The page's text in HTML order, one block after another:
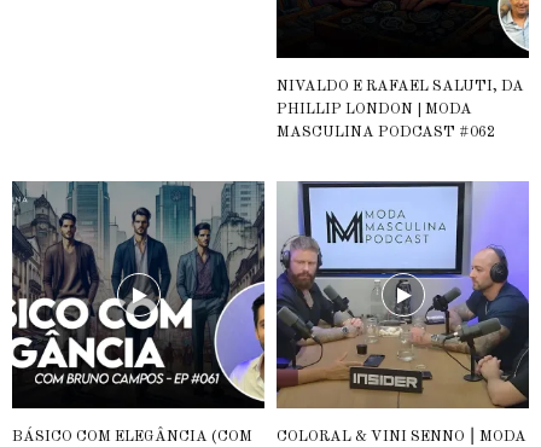
NIVALDO E RAFAEL SALUTI, DA
PHILLIP LONDON | MODA
MASCULINA PODCAST #062
BÁSICO COM ELEGÂNCIA (COM
COLORAL & VINI SENNO ⎮ MODA